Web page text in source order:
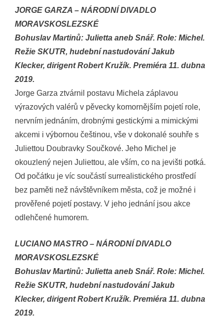
JORGE GARZA – NÁRODNÍ DIVADLO
MORAVSKOSLEZSKÉ
Bohuslav Martinů: Julietta aneb Snář. Role: Michel.
Režie SKUTR, hudební nastudováníJakub
Klecker, dirigent Robert Kružík. Premiéra 11. dubna
2019.
Jorge Garza ztvárnil postavu Michela záplavou
výrazových valérů v pěvecky komornějším pojetí role,
nervním jednáním, drobnými gestickými a mimickými
akcemi i výbornou češtinou, vše v dokonalé souhře s
Juliettou Doubravky Součkové. Jeho Michel je
okouzlený nejen Juliettou, ale vším, co na jevišti potká.
Od počátku je víc součástí surrealistického prostředí
bez paměti než návštěvníkem města, což je možné i
prověřené pojetí postavy. V jeho jednání jsou akce
odlehčené humorem.
LUCIANO MASTRO – NÁRODNÍ DIVADLO
MORAVSKOSLEZSKÉ
Bohuslav Martinů: Julietta aneb Snář. Role: Michel.
Režie SKUTR, hudební nastudováníJakub
Klecker, dirigent Robert Kružík. Premiéra 11. dubna
2019.